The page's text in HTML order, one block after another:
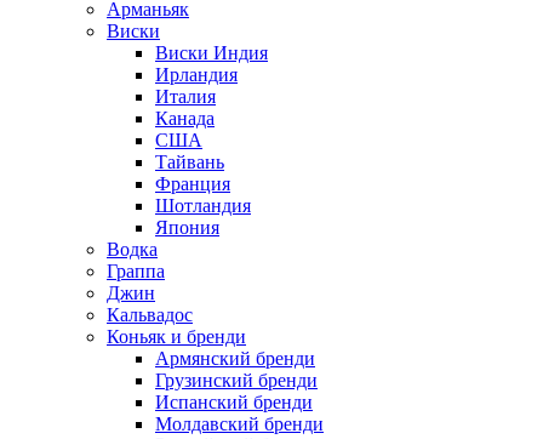
Арманьяк
Виски
Виски Индия
Ирландия
Италия
Канада
США
Тайвань
Франция
Шотландия
Япония
Водка
Граппа
Джин
Кальвадос
Коньяк и бренди
Армянский бренди
Грузинский бренди
Испанский бренди
Молдавский бренди